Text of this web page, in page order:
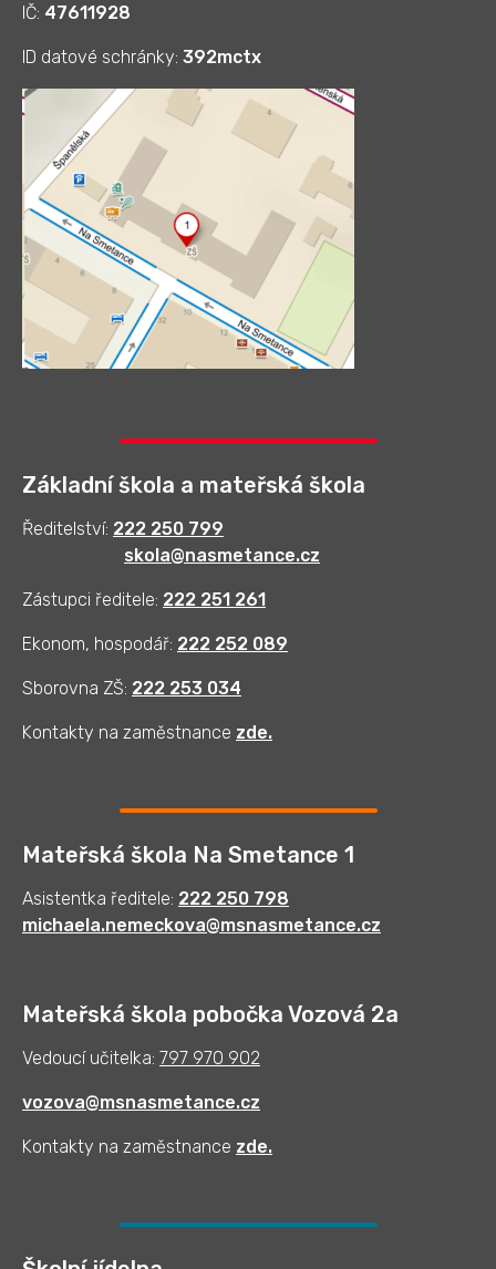
IČ: 47611928
ID datové schránky: 392mctx
Základní škola a mateřská škola
Ředitelství: 222 250 799
skola@nasmetance.cz
Zástupci ředitele: 222 251 261
Ekonom, hospodář: 222 252 089
Sborovna ZŠ: 222 253 034
Kontakty na zaměstnance zde.
Mateřská škola Na Smetance 1
Asistentka ředitele: 222 250 798
michaela.nemeckova@msnasmetance.cz
Mateřská škola pobočka Vozová 2a
Vedoucí učitelka: 797 970 902
vozova@msnasmetance.cz
Kontakty na zaměstnance zde.